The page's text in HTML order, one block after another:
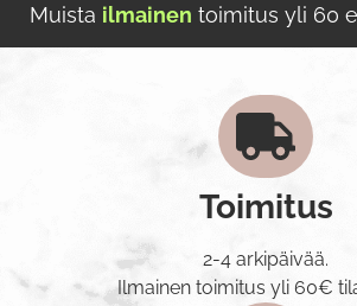
Muista ilmainen toimitus yli 60
Toimitus
2-4 arkipäivää.
Ilmainen toimitus yli 60€